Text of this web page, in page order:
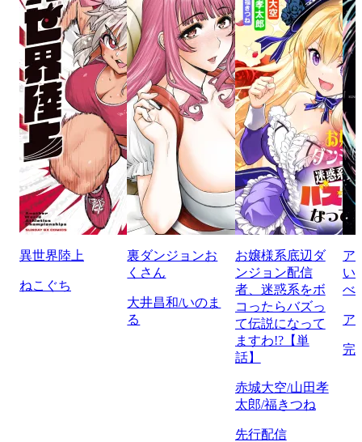
異世界陸上
ねこぐち
裏ダンジョンお
くさん
大井昌和/いのま
る
お嬢様系底辺ダ
ンジョン配信
者、迷惑系をボ
コったらバズっ
て伝説になって
ますわ!?【単
話】
赤城大空/山田孝
太郎/福きつね
先行配信
ア
い
べ
ア
完